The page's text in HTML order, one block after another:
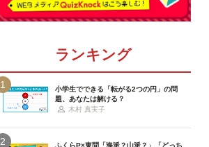
ランキング
1
小学生でできる「転がる2つの円」の問
題、あなたは解ける？
木村 真実子
2